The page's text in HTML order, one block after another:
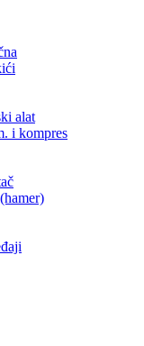
alat
i kompres